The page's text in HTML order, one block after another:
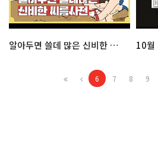
알아두면 쓸데 많은 신비한 씨름사전
6 7 8 9